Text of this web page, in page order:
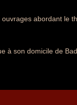
abordant le
à son domicile de